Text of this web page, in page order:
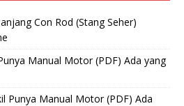
Con Rod (Stang Seher)
Manual Motor (PDF) Ada yang
Punya Manual Motor (PDF) Ada